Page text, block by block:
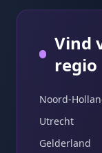
Vind
regio
Noord-
Utrecht
Gelderland